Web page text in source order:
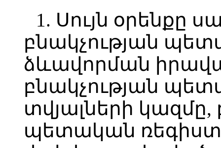
1. Սույն օրենքը
բնակչության
ձևավորման
բնակչության
տվյալների կազմը,
պետական